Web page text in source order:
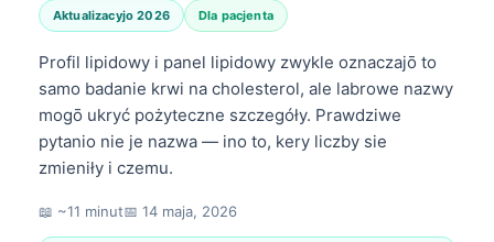
Aktualizacyjo 2026 Dla pacjenta
Profil lipidowy i panel lipidowy zwykle oznaczajō to
samo badanie krwi na cholesterol, ale labrowe nazwy
mogō ukryć pożyteczne szczegóły. Prawdziwe
pytanio nie je nazwa — ino to, kery liczby sie
zmieniły i czemu.
📖 ~11 minut📅 14 maja, 2026